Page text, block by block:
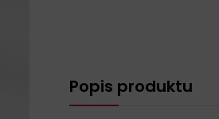
Popis produktu